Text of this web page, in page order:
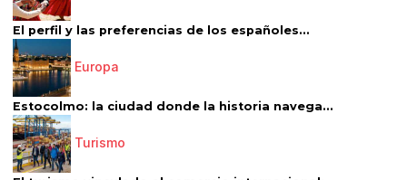
El perfil y las preferencias de los españoles...
Europa
Estocolmo: la ciudad donde la historia navega...
Turismo